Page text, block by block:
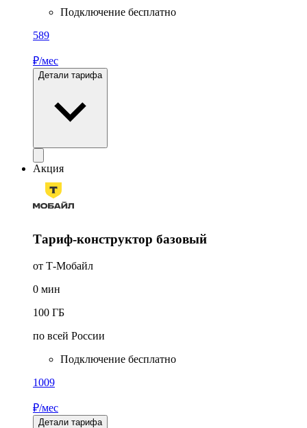
Подключение бесплатно
589
₽/мес
Детали тарифа
Акция
Тариф-конструктор базовый
от Т-Мобайл
0 мин
100 ГБ
по всей России
Подключение бесплатно
1009
₽/мес
Детали тарифа